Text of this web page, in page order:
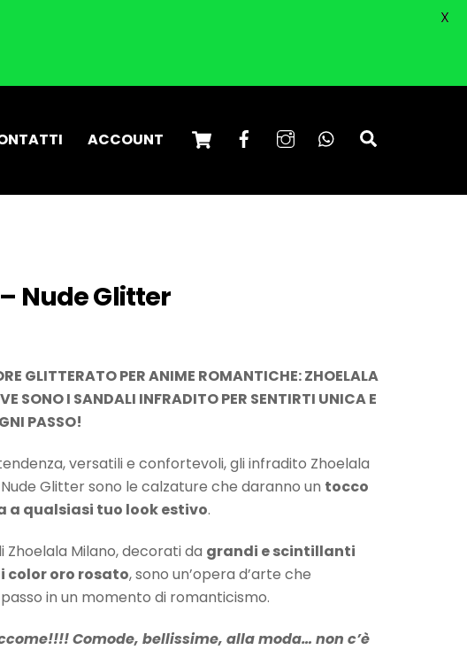
Cart FacebookInstagramWhatsApp
ACCOUNT
Nude Glitter
€.
GLITTERATO PER ANIME ROMANTICHE: ZHOELALA
SONO I SANDALI INFRADITO PER SENTIRTI UNICA E
PASSO!
versatili e confortevoli, gli infradito Zhoelala
Nude Glitter sono le calzature che daranno un tocco
a qualsiasi tuo look estivo.
Zhoelala Milano, decorati da grandi e scintillanti
oro rosato, sono un’opera d’arte che
in un momento di romanticismo.
Comode, bellissime, alla moda… non c’è
X